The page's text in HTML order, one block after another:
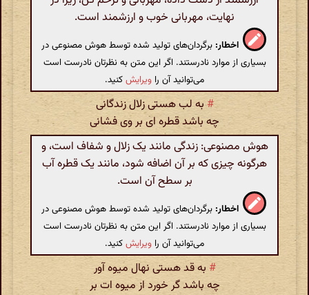
نهایت، مهربانی خوب و ارزشمند است.
اخطار: برگردان‌های تولید شده توسط هوش مصنوعی در
بسیاری از موارد نادرستند. اگر این متن به نظرتان نادرست است
می‌توانید آن را ویرایشکنید.
# به لب هستی زلال زندگانی
چه باشد قطره ای بر وی فشانی
هوش مصنوعی: زندگی مانند یک زلال و شفاف است، و
هرگونه چیزی که بر آن اضافه شود، مانند یک قطره آب
بر سطح آن است.
اخطار: برگردان‌های تولید شده توسط هوش مصنوعی در
بسیاری از موارد نادرستند. اگر این متن به نظرتان نادرست است
می‌توانید آن را ویرایشکنید.
# به قد هستی نهال میوه آور
چه باشد گر خورد از میوه ات بر